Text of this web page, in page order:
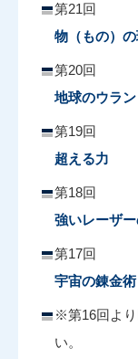
第21回
物（もの）
第20回
地球のウラ
第19回
超える力
第18回
強いレーザ
第17回
宇宙の錬金術
※第16回より
い。